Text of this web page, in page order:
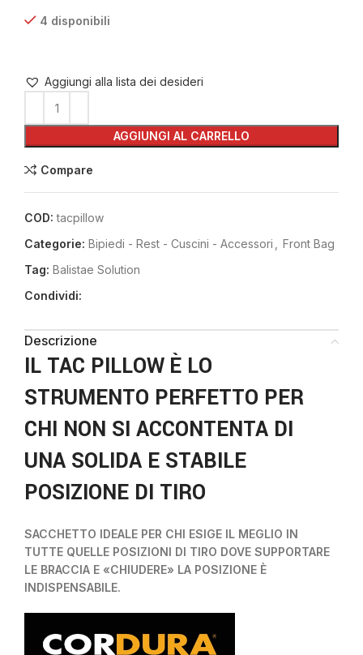
4 disponibili
AGGIUNGI AL CARRELLO
Aggiungi alla lista dei desideri
Compare
COD:tacpillow
Categorie: Bipiedi - Rest - Cuscini - Accessori
Front Bag
Tag: Balistae Solution
Condividi:
Descrizione
IL TAC PILLOW È LO
STRUMENTO PERFETTO PER
CHI NON SI ACCONTENTA DI
UNA SOLIDA E STABILE
POSIZIONE DI TIRO
SACCHETTO IDEALE PER CHI ESIGE IL MEGLIO IN
TUTTE QUELLE POSIZIONI DI TIRO DOVE SUPPORTARE
LE BRACCIA E «CHIUDERE» LA POSIZIONE È
INDISPENSABILE.